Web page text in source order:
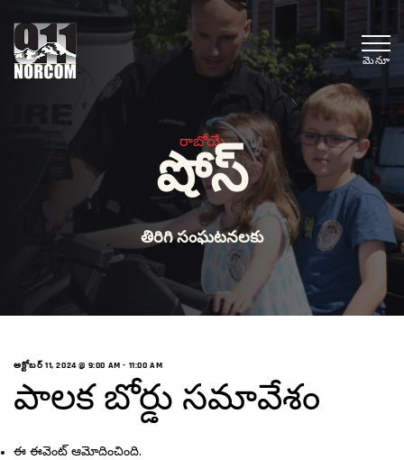
మెనూ
రాబోయే
షోస్
తిరిగి సంఘటనలకు
అక్టోబర్ 11, 2024 @ 9:00 AM - 11:00 AM
పాలక బోర్డు సమావేశం
ఈ ఈవెంట్ ఆమోదించింది.